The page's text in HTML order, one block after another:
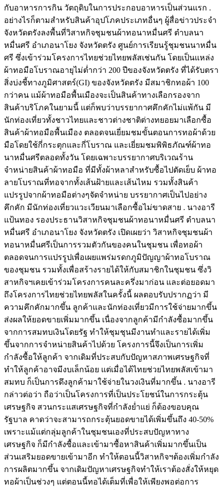
กับอาหารการกิน วัตถุดิบในการประกอบอาหารเป็นส่วนแรก .
อย่างไรก็ตามสำหรับสินค้าอุปโภคประเภทอื่นๆ ผู้สื่อข่าวประจำ
จังหวัดตรังลงพื้นที่วิสาหกิจชุมชนผ้าทอนาหมื่นศรี ตำบลนา
หมื่นศรี อำเภอนาโยง จังหวัดตรัง ศูนย์การเรียนรู้ชุมชนนาหมื่น
ศรี ซึ่งเข้าร่วมโครงการไทยช่วยไทยพลัสเช่นกัน โดยเป็นแหล่ง
ผ้าทอมือโบราณอายุไม่ต่ำกว่า 200 ปีของจังหวัดตรัง ที่ได้รับตรา
สิ่งบ่งชี้ทางภูมิศาสตร์(GI) ของจังหวัดตรัง มีสมาชิกทอผ้า 100
กว่าคน แม้ผ้าทอมือพื้นเมืองจะเป็นสินค้าทางเลือกรองจาก
สินค้าบริโภคในยามนี้ แต่ก็พบว่าบรรยากาศคึกคักไม่แพ้กัน มี
นักท่องเที่ยวทั้งชาวไทยและชาวต่างชาติต่างทยอยมาเลือกซื้อ
สินค้าผ้าทอมือพื้นเมือง ตลอดจนเยี่ยมชมขั้นตอนการทอผ้าด้วย
มือโดยใช้กี่กระตุกและกี่โบราณ และเยี่ยมชมพิพิธภัณฑ์ผ้าทอ
นาหมื่นศรีตลอดทั้งวัน โดยเฉพาะบรรยากาศบริเวณร้าน
จำหน่ายสินค้าผ้าทอมือ ที่มีทั้งผ้าหลาสำหรับซื้อไปตัดเย็บ ผ้าทอ
ลายโบราณที่ทอจากทั้งเส้นฝ้ายและเส้นไหม รวมทั้งสินค้า
แปรรูปจากผ้าทอมือต่างๆจัดจำหน่าย บรรยากาศเป็นไปอย่าง
คึกคัก มีนักท่องเที่ยวแวะเวียนมาเลือกซื้อไม่ขาดสาย . นางอารี
แป้นทอง รองประธานวิสาหกิจชุมชนผ้าทอนาหมื่นศรี ตำบลนา
หมื่นศรี อำเภอนาโยง จังหวัดตรัง เปิดเผยว่า วิสาหกิจชุมชนผ้า
ทอนาหมื่นศรีเป็นการรวมตัวกันของคนในชุมชน เพื่อทอผ้า
ตลอดจนการแปรรูปเพื่อเผยแพร่มรดกภูมิปัญญาผ้าทอโบราณ
ของชุมชน รวมทั้งเพื่อสร้างรายได้ให้กับสมาชิกในชุมชน ซึ่งวิ
สาหกิจฯเคยเข้าร่วมโครงการคนละครึ่งมาก่อน และต่อยอดมา
ถึงโครงการไทยช่วยไทยพลัสในครั้งนี้ ผลตอบรับปรากฏว่า มี
ความคึกคักมากขึ้น ลูกค้าและนักท่องเที่ยวมีการใช้จ่ายมากขึ้น
ส่งผลให้ยอดขายเพิ่มมากขึ้น เนื่องจากลูกค้ามีกำลังซื้อมากขึ้น
จากการสมทบเงินโดยรัฐ ทำให้ชุมชุนมีงานทำและรายได้เพิ่ม
ขึ้นจากการจำหน่ายสินค้าไปด้วย โครงการนี้จึงเป็นการเพิ่ม
กำลังซื้อให้ลูกค้า จากเดิมที่ประสบกับปัญหาสภาพเศรษฐกิจที่
ทำให้ลูกค้าอาจมีงบเล็กน้อย แต่เมื่อได้ไทยช่วยไทยพลัสเข้ามา
สมทบ ก็เป็นการดึงลูกค้ามาใช้จ่ายในวงเงินที่มากขึ้น . นางอารี
กล่าวต่อว่า ถือว่าเป็นโครงการที่เป็นประโยชน์ในการกระตุ้น
เศรษฐกิจ สวนกระแสเศรษฐกิจที่กำลังย่ำแย่ ก็ต้องขอบคุณ
รัฐบาล คาดว่าจะสามารถกระตุ้นยอดขายได้เพิ่มขึ้นถึง 40-50%
เพราะแม้แต่กลุ่มลูกค้าในชุมชนเองที่ประสบปัญหาทาง
เศรษฐกิจ ก็มีกำลังซื้อและเข้ามาซื้อหาสินค้าเพิ่มมากขึ้นเป็น
ส่วนเสริมยอดขายเข้ามาอีก ทำให้ตอนนี้วิสาหกิจฯต้องเพิ่มกำลัง
การผลิตมากขึ้น จากเดิมปัญหาเศรษฐกิจทำให้เราต้องสั่งให้หยุด
ทอผ้าเป็นช่วงๆ แต่ตอนนี้ทอได้เต็มที่เพื่อให้เพียงพอต่อการ